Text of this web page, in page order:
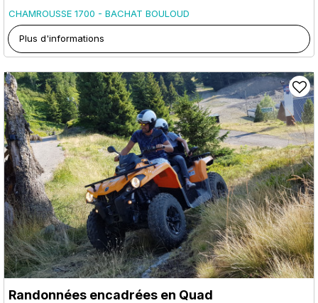
CHAMROUSSE 1700 - BACHAT BOULOUD
Plus d'informations
Randonnées encadrées en Quad